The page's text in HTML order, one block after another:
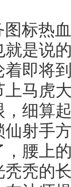
标热
就是说
即将
马虎
细算
射手
腰上
秃的